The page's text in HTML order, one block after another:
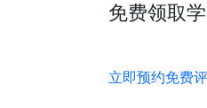
免费领取
立即预约免费